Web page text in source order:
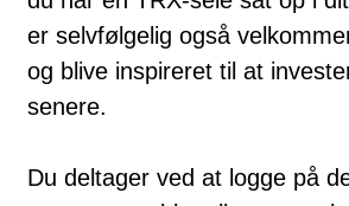
er selvfølgelig også
og blive inspireret til at
senere.
Du deltager ved at logge på